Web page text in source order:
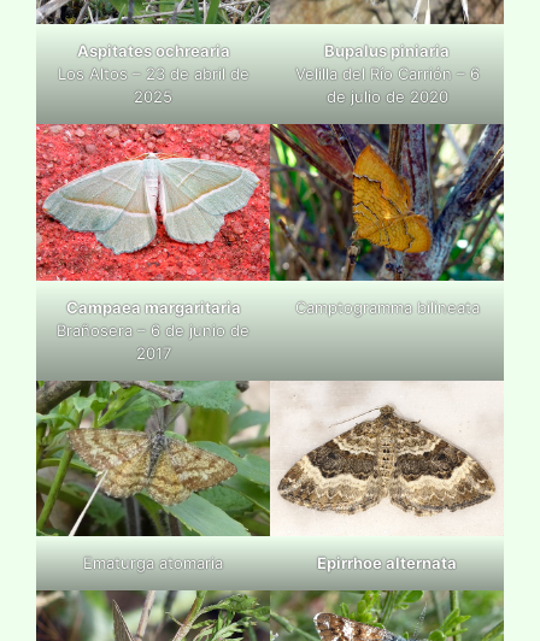
Aspitates ochrearia
Los Altos – 23 de abril de
2025
Bupalus piniaria
Velilla del Río Carrión – 6
de julio de 2020
Campaea margaritaria
Brañosera – 6 de junio de
2017
Camptogramma bilineata
Ematurga atomaria Epirrhoe alternata